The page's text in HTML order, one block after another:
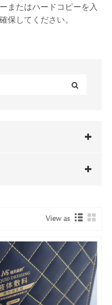
またはハードコピーを入
保してください。
View as